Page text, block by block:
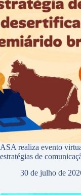
ASA realiza evento
estratégias de
30 de julho de